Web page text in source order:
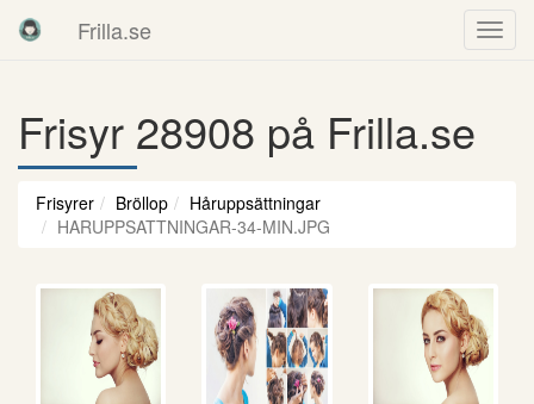
Frilla.se
Frisyr 28908 på Frilla.se
Frisyrer Bröllop
Håruppsättningar
HARUPPSATTNINGAR-34-MIN.JPG